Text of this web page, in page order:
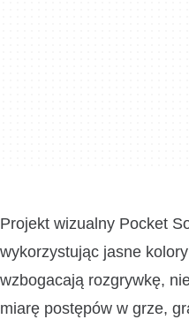
Projekt wizualny Pocket
wykorzystując jasne
wzbogacają rozgrywkę,
miarę postępów w grze,